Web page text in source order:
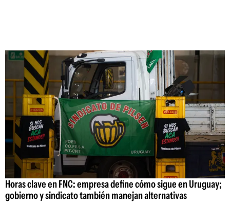
Horas clave en FNC: empresa define cómo sigue en Uruguay;
gobierno y sindicato también manejan alternativas